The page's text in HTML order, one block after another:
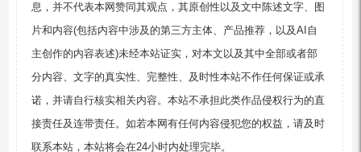
息，并不代表本网赞同其观点，其原创性以及文中陈述文字、图
片和内容(包括内容中涉及的第三方主体、产品推荐，以及AI自
主创作的内容表述)未经本站证实，对本文以及其中全部或者部
分内容、文字的真实性、完整性、及时性本站不作任何保证或承
诺，并请自行核实相关内容。本站不承担此类作品侵权行为的直
接责任及连带责任。如若本网有任何内容侵犯您的权益，请及时
联系本站，本站将会在24小时内处理完毕。